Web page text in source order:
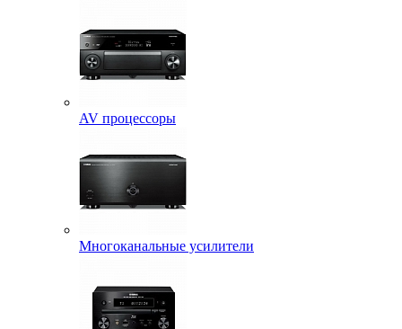
AV процессоры
Многоканальные усилители